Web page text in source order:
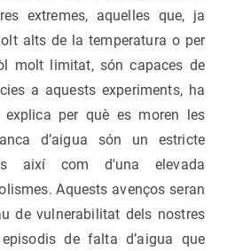
extremes, aquelles que, ja
alts de la temperatura o per
molt limitat, són capaces de
a aquests experiments, ha
per què es moren les
d’aigua són un estricte
així com d'una elevada
Aquests avenços seran
de vulnerabilitat dels nostres
de falta d’aigua que